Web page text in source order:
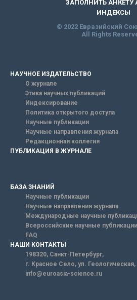
ЗАПОЛНИТЬ АНКЕТУ
ИНДЕКСЫ
© 2022 Евразийский
All Rights
НАУЧНОЕ ИЗДАТЕЛЬСТВО
О журнале
Этика научных публикаций
Индексирование
Политика открытого доступа
Научные публикации
Научные направления журнала
Редакционная коллегия
ПУБЛИКАЦИЯ В ЖУРНАЛЕ
БАЗА ЗНАНИЙ
Научные публикации
Научные направления журнала
Международные научные
Всероссийские научные публикации
FAQ
НАШИ КОНТАКТЫ
198320, Санкт-Петербург,
г. Красное Село, ул.
info@euroasia-science.ru